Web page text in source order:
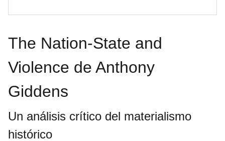
The Nation-State and
Violence de Anthony
Giddens
Un análisis crítico del materialismo
histórico